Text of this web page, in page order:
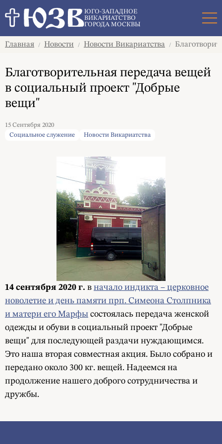
ЮГО-ЗАПАДНОЕ
ВИКАРИАТСТВО
ГОРОДА МОСКВЫ
Главная / Новости / Новости Викариатства /
Благотворительная передача вещей
в социальный проект "Добрые
вещи"
15 Сентября 2020
Социальное служение
Новости Викариатства
14 сентября 2020 г. в начало индикта – церковное
новолетие и день памяти прп. Симеона Столпника
и матери его Марфы состоялась передача женской
одежды и обуви в социальный проект "Добрые
вещи" для последующей раздачи нуждающимся.
Это наша вторая совместная акция. Было собрано и
передано около 300 кг. вещей. Надеемся на
продолжение нашего доброго сотрудничества и
дружбы.